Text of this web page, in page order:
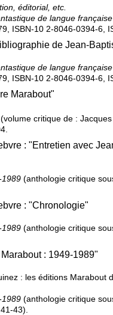
éditorial, etc.
de langue française
ISBN-10 2-8046-0394-6,
de Jean-
de langue française
ISBN-10 2-8046-0394-6,
Marabout"
critique de :
: "Entretien avec
1989 (anthologie critique
: "Chronologie"
1989 (anthologie critique
: 1949-1989"
: les éditions
1989 (anthologie critique
43).